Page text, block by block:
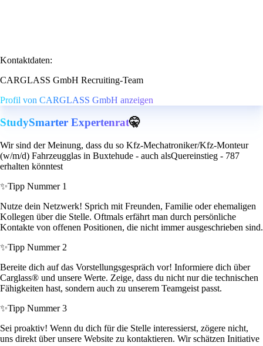
Kontaktdaten:
CARGLASS GmbH Recruiting-Team
Profil von CARGLASS GmbH anzeigen
StudySmarter Expertenrat🤫
Wir sind der Meinung, dass du so Kfz-Mechatroniker/Kfz-Monteur
(w/m/d) Fahrzeugglas in Buxtehude - auch alsQuereinstieg - 787
erhalten könntest
✨Tipp Nummer 1
Nutze dein Netzwerk! Sprich mit Freunden, Familie oder ehemaligen
Kollegen über die Stelle. Oftmals erfährt man durch persönliche
Kontakte von offenen Positionen, die nicht immer ausgeschrieben sind.
✨Tipp Nummer 2
Bereite dich auf das Vorstellungsgespräch vor! Informiere dich über
Carglass® und unsere Werte. Zeige, dass du nicht nur die technischen
Fähigkeiten hast, sondern auch zu unserem Teamgeist passt.
✨Tipp Nummer 3
Sei proaktiv! Wenn du dich für die Stelle interessierst, zögere nicht,
uns direkt über unsere Website zu kontaktieren. Wir schätzen Initiative